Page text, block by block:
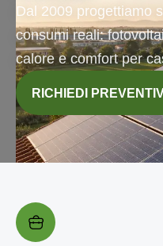
Dal 2009 progettiamo
consumi reali:
calore e comfort per
RICHIEDI